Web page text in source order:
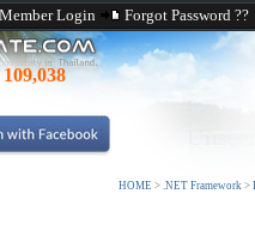
Member Login Forgot Password ??
109,038
HOME > .NET Framework >